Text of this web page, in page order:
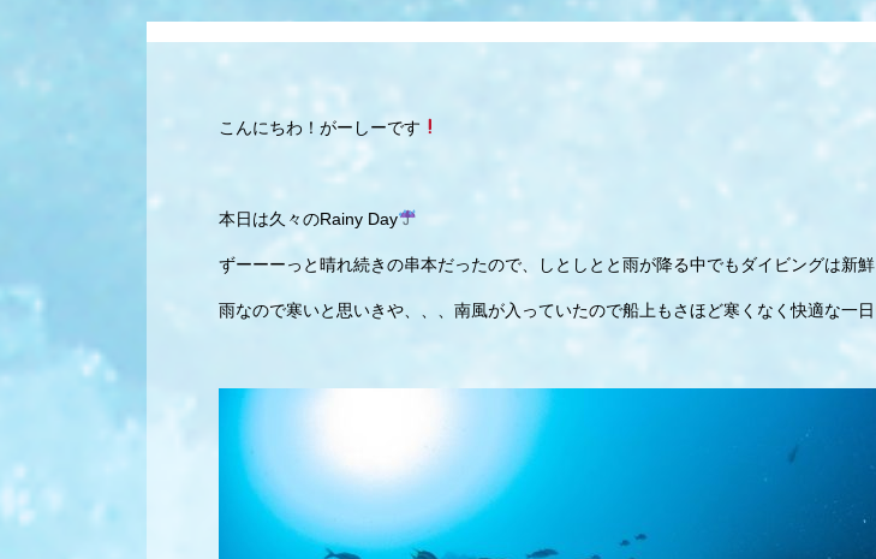
こんにちわ！がーしーです
本日は久々のRainy Day
ずーーーっと晴れ続きの串本だったので、しとしとと雨が降る中でもダイビングは新鮮
雨なので寒いと思いきや、、、南風が入っていたので船上もさほど寒くなく快適な一日